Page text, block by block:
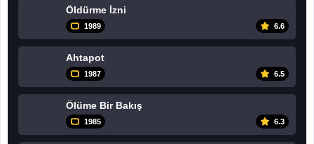
Öldürme İzni
1989 6.6
Ahtapot
1987 6.5
Ölüme Bir Bakış
1985 6.3